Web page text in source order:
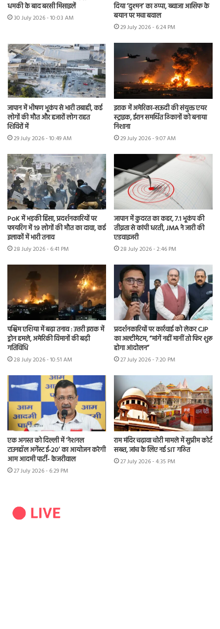
धमकी के बाद बरसी मिसाइलें
30 July 2026 - 10:03 AM
दिया ‘दुश्मन’ का ठप्पा, ख्वाजा आसिफ के
बयान पर मचा बवाल
29 July 2026 - 6:24 PM
जापान में भीषण भूकंप से भारी तबाही, कई
लोगों की मौत और हजारों लोग राहत
शिविरों में
29 July 2026 - 10:49 AM
इराक में अमेरिका-सऊदी की संयुक्त एयर
स्ट्राइक, ईरान समर्थित ठिकानों को बनाया
निशाना
29 July 2026 - 9:07 AM
PoK में भड़की हिंसा, प्रदर्शनकारियों पर
फायरिंग में 19 लोगों की मौत का दावा, कई
इलाकों में भारी तनाव
28 July 2026 - 6:41 PM
जापान में कुदरत का कहर, 7.1 भूकंप की
तीव्रता से कांपी धरती, JMA ने जारी की
एडवाइजरी
28 July 2026 - 2:46 PM
पश्चिम एशिया में बढ़ा तनाव : उत्तरी इराक में
ड्रोन हमले, अमेरिकी विमानों की बढ़ी
गतिविधि
28 July 2026 - 10:51 AM
प्रदर्शनकारियों पर कार्रवाई को लेकर CJP
का अल्टीमेटम, “मांगें नहीं मानीं तो फिर शुरू
होगा आंदोलन”
27 July 2026 - 7:20 PM
एक अगस्त को दिल्ली में ‘नेशनल
टाउनहॉल अगेंस्ट ई-20’ का आयोजन करेगी
आम आदमी पार्टी- केजरीवाल
27 July 2026 - 6:29 PM
राम मंदिर चढ़ावा चोरी मामले में सुप्रीम कोर्ट
सख्त, जांच के लिए नई SIT गठित
27 July 2026 - 4:35 PM